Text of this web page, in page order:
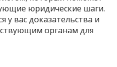
юридические шаги.
вас доказательства и
органам для